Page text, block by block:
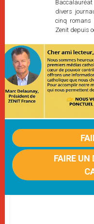
divers
cinq romans
Zenit depuis
FAIRE UN